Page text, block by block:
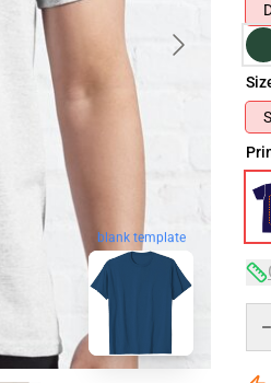
blank template
S